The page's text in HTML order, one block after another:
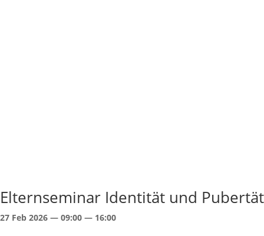
Eltern­se­minar Identität und Pubertät
27 Feb 2026 — 09:00 — 16:00